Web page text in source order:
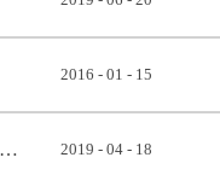
2016 - 01 - 15
2019 - 04 - 18